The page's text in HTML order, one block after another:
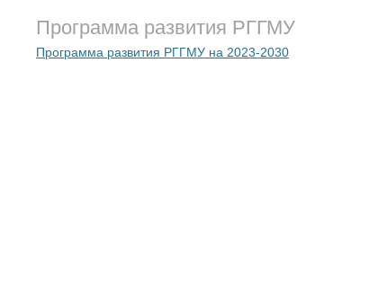
Программа развития РГГМУ
Программа развития РГГМУ на 2023-2030